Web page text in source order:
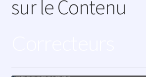
sur le Contenu